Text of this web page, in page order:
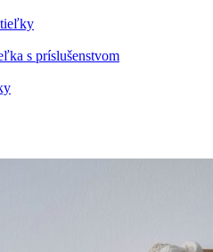
s príslušenstvom